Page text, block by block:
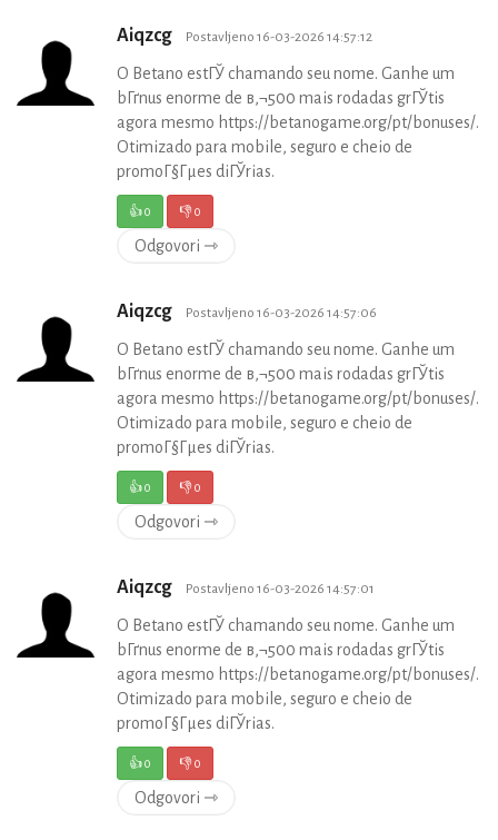
Aiqzcg Postavljeno 16-03-2026 14:57:12
O Betano estГЎ chamando seu nome. Ganhe um
bГґnus enorme de в‚¬500 mais rodadas grГЎtis
agora mesmo https://betanogame.org/pt/bonuses/.
Otimizado para mobile, seguro e cheio de
promoГ§Гµes diГЎrias.
👍0 👎0
Odgovori ⇾
Aiqzcg Postavljeno 16-03-2026 14:57:06
O Betano estГЎ chamando seu nome. Ganhe um
bГґnus enorme de в‚¬500 mais rodadas grГЎtis
agora mesmo https://betanogame.org/pt/bonuses/.
Otimizado para mobile, seguro e cheio de
promoГ§Гµes diГЎrias.
👍0 👎0
Odgovori ⇾
Aiqzcg Postavljeno 16-03-2026 14:57:01
O Betano estГЎ chamando seu nome. Ganhe um
bГґnus enorme de в‚¬500 mais rodadas grГЎtis
agora mesmo https://betanogame.org/pt/bonuses/.
Otimizado para mobile, seguro e cheio de
promoГ§Гµes diГЎrias.
👍0 👎0
Odgovori ⇾